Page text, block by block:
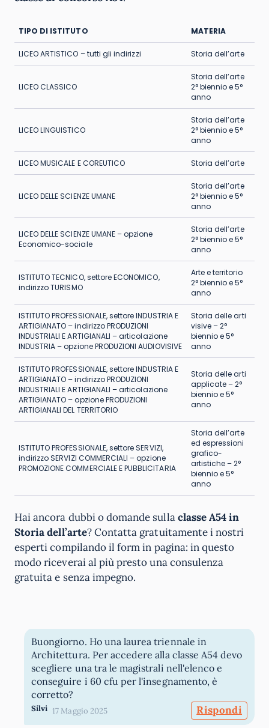
TIPO DI ISTITUTO MATERIA
LICEO ARTISTICO – tutti gli indirizzi Storia dell’arte
LICEO CLASSICO
Storia dell’arte
2° biennio e 5°
anno
LICEO LINGUISTICO
Storia dell’arte
2° biennio e 5°
anno
LICEO MUSICALE E COREUTICO Storia dell’arte
LICEO DELLE SCIENZE UMANE
Storia dell’arte
2° biennio e 5°
anno
LICEO DELLE SCIENZE UMANE – opzione
Economico-sociale
Storia dell’arte
2° biennio e 5°
anno
ISTITUTO TECNICO, settore ECONOMICO,
indirizzo TURISMO
Arte e territorio
2° biennio e 5°
anno
ISTITUTO PROFESSIONALE, settore INDUSTRIA E
ARTIGIANATO – indirizzo PRODUZIONI
INDUSTRIALI E ARTIGIANALI – articolazione
INDUSTRIA – opzione PRODUZIONI AUDIOVISIVE
Storia delle arti
visive – 2°
biennio e 5°
anno
ISTITUTO PROFESSIONALE, settore INDUSTRIA E
ARTIGIANATO – indirizzo PRODUZIONI
INDUSTRIALI E ARTIGIANALI – articolazione
ARTIGIANATO – opzione PRODUZIONI
ARTIGIANALI DEL TERRITORIO
Storia delle arti
applicate – 2°
biennio e 5°
anno
ISTITUTO PROFESSIONALE, settore SERVIZI,
indirizzo SERVIZI COMMERCIALI – opzione
PROMOZIONE COMMERCIALE E PUBBLICITARIA
Storia dell’arte
ed espressioni
grafico-
artistiche – 2°
biennio e 5°
anno
Hai ancora dubbi o domande sullaclasse A54 in
Storia dell’arte? Contatta gratuitamente i nostri
esperti compilando il form in pagina: in questo
modo riceverai al più presto una consulenza
gratuita e senza impegno.
Buongiorno. Ho una laurea triennale in
Architettura. Per accedere alla classe A54 devo
scegliere una tra le magistrali nell'elenco e
conseguire i 60 cfu per l'insegnamento, è
corretto?
Silvi 17 Maggio 2025 Rispondi